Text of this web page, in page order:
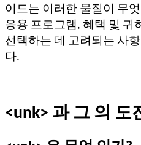
이드는 이러한 물질이 무
응용 프로그램, 혜택 및 귀
선택하는 데 고려되는 사
다.
<unk> 과 그 의 도